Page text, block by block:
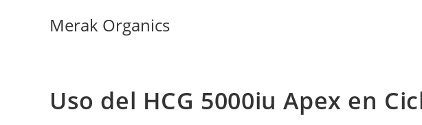
Merak Organics
Uso del HCG 5000iu Apex en